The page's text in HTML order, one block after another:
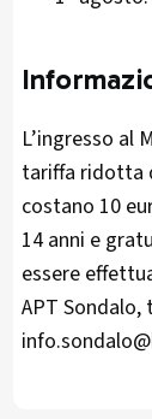
L’ingresso al
tariffa ridotta
costano 10
14 anni e
essere
APT Sondalo,